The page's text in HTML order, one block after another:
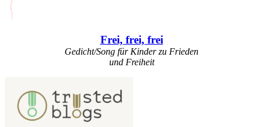
Frei, frei, frei
Gedicht/Song für Kinder zu Frieden
und Freiheit